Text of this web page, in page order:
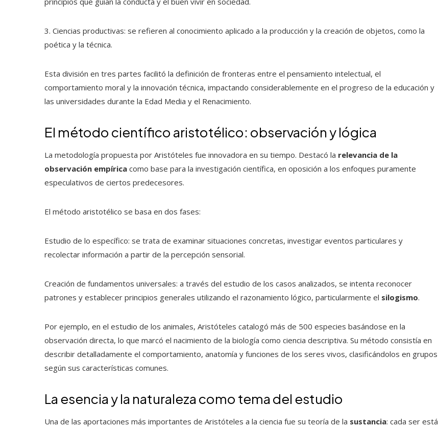
3. Ciencias productivas: se refieren al conocimiento aplicado a la producción y la creación de objetos, como la
poética y la técnica.
Esta división en tres partes facilitó la definición de fronteras entre el pensamiento intelectual, el
comportamiento moral y la innovación técnica, impactando considerablemente en el progreso de la educación y
las universidades durante la Edad Media y el Renacimiento.
El método científico aristotélico: observación y lógica
La metodología propuesta por Aristóteles fue innovadora en su tiempo. Destacó la relevancia de la
observación empírica como base para la investigación científica, en oposición a los enfoques puramente
especulativos de ciertos predecesores.
El método aristotélico se basa en dos fases:
Estudio de lo específico: se trata de examinar situaciones concretas, investigar eventos particulares y
recolectar información a partir de la percepción sensorial.
Creación de fundamentos universales: a través del estudio de los casos analizados, se intenta reconocer
patrones y establecer principios generales utilizando el razonamiento lógico, particularmente el silogismo.
Por ejemplo, en el estudio de los animales, Aristóteles catalogó más de 500 especies basándose en la
observación directa, lo que marcó el nacimiento de la biología como ciencia descriptiva. Su método consistía en
describir detalladamente el comportamiento, anatomía y funciones de los seres vivos, clasificándolos en grupos
según sus características comunes.
La esencia y la naturaleza como tema del estudio
Una de las aportaciones más importantes de Aristóteles a la ciencia fue su teoría de la sustancia: cada ser está